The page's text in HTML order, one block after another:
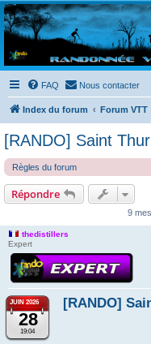
Randovttfree.fr
Bienvenue sur le site des randos vtt
et bonnes randos dans l'Ouest !
FAQ Nous contacter
Index du forum Forum VTT
[RANDO] Saint
Règles du forum
Répondre
9
thedistillers
Expert
JUIN 2026
28
19:04
[RANDO]